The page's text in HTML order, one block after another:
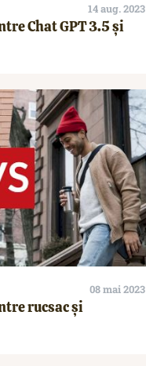
14 aug. 2023
Chat GPT 3.5 și
08 mai 2023
rucsac și